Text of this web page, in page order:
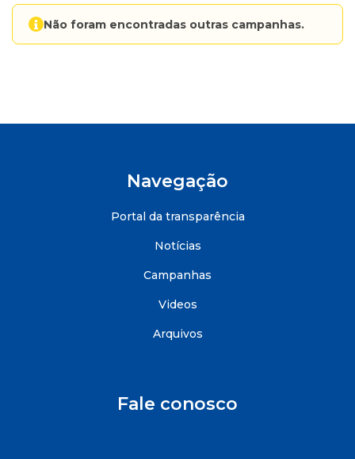
Não foram encontradas outras campanhas.
Navegação
Portal da transparência
Notícias
Campanhas
Videos
Arquivos
Fale conosco